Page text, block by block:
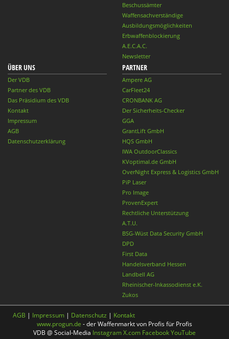
Beschussämter
Waffensachverständige
Ausbildungsmöglichkeiten
Erbwaffenblockierung
A.E.C.A.C.
Newsletter
ÜBER UNS
Der VDB
Partner des VDB
Das Präsidium des VDB
Kontakt
Impressum
AGB
Datenschutzerklärung
PARTNER
Ampere AG
CarFleet24
CRONBANK AG
Der Sicherheits-Checker
GGA
GrantLift GmbH
HQS GmbH
IWA OutdoorClassics
KVoptimal.de GmbH
OverNight Express & Logistics GmbH
PiP Laser
Pro Image
ProvenExpert
Rechtliche Unterstützung
A.T.U.
BSG-Wüst Data Security GmbH
DPD
First Data
Handelsverband Hessen
Landbell AG
Rheinischer-Inkassodienst e.K.
Zukos
AGB | Impressum | Datenschutz | Kontakt
www.progun.de - der Waffenmarkt von Profis für Profis
VDB @ Social-Media InstagramX.com FacebookYouTube